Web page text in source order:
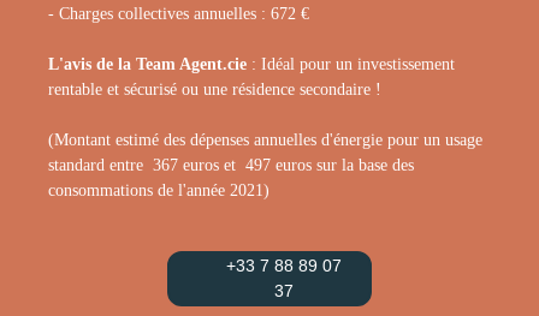
- Charges collectives annuelles : 672 €
L'avis de la Team Agent.cie : Idéal pour un investissement
rentable et sécurisé ou une résidence secondaire !
(Montant estimé des dépenses annuelles d'énergie pour un usage
standard entre 367 euros et 497 euros sur la base des
consommations de l'année 2021)
+33 7 88 89 07
37